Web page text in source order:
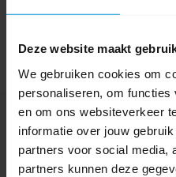
Deze website maakt
We gebruiken cookies om
personaliseren, om
en om ons websiteverkeer
informatie over jouw
partners voor social media,
partners kunnen deze
Nog vragen?
Onze product specialisten
Telefoon